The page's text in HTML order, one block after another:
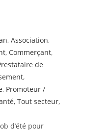
,Association,
, Commerçant,
de
,
, Promoteur /
,Tout secteur,
d’été pour